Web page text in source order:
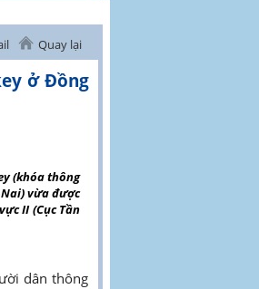
Quay lại
ở Đồng
(khóa thông
vừa được
II (Cục Tần
dân thông